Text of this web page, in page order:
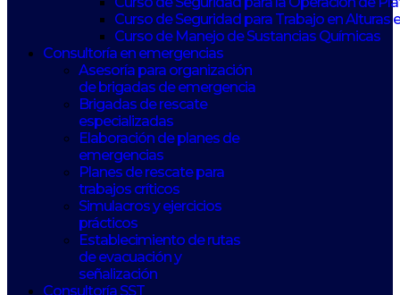
Curso de Seguridad para Trabajo en Alturas
Curso de Manejo de Sustancias Químicas
Consultoría en emergencias
Asesoría para organización
de brigadas de emergencia
Brigadas de rescate
especializadas
Elaboración de planes de
emergencias
Planes de rescate para
trabajos críticos
Simulacros y ejercicios
prácticos
Establecimiento de rutas
de evacuación y
señalización
Consultoría SST